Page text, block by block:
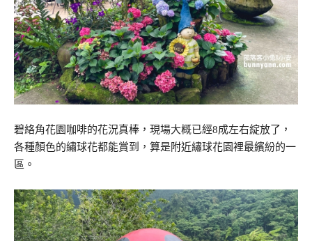
碧絡角花園咖啡的花況真棒，現場大概已經8成左右綻放了，
各種顏色的繡球花都能賞到，算是附近繡球花園裡最繽紛的一
區。